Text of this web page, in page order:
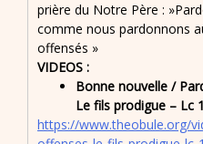
prière du Notre Père :
comme nous pardonnons
offensés »
VIDEOS :
Bonne nouvelle /
Le fils prodigue – Lc
https://www.theobule.org/